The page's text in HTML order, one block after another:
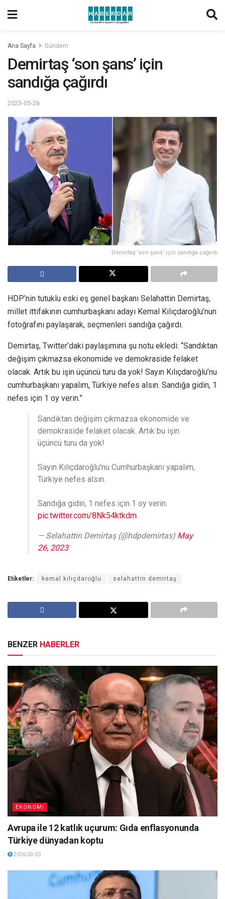
Ana Sayfa Gündem
Demirtaş ‘son şans’ için
sandığa çağırdı
2023-05-26
Demirtaş ‘son şans’ için sandığa çağırdı
HDP’nin tutuklu eski eş genel başkanı Selahattin Demirtaş,
millet ittifakının cumhurbaşkanı adayı Kemal Kılıçdaroğlu’nun
fotoğrafını paylaşarak, seçmenleri sandığa çağırdı.
Demirtaş, Twitter’daki paylaşımına şu notu ekledi: “Sandıktan
değişim çıkmazsa ekonomide ve demokraside felaket
olacak. Artık bu işin üçüncü turu da yok! Sayın Kılıçdaroğlu’nu
cumhurbaşkanı yapalım, Türkiye nefes alsın. Sandığa gidin, 1
nefes için 1 oy verin.”
Sandıktan değişim çıkmazsa ekonomide ve
demokraside felaket olacak. Artık bu işin
üçüncü turu da yok!
Sayın Kılıçdaroğlu'nu Cumhurbaşkanı yapalım,
Türkiye nefes alsın.
Sandığa gidin, 1 nefes için 1 oy verin.
pic.twitter.com/8Nk54ktkdm
— Selahattin Demirtaş (@hdpdemirtas) May
26, 2023
Etiketler: kemal kılıçdaroğlu selahattin demirtaş
BENZER HABERLER
EKONOMI
Avrupa ile 12 katlık uçurum: Gıda enflasyonunda
Türkiye dünyadan koptu
2026-03-30